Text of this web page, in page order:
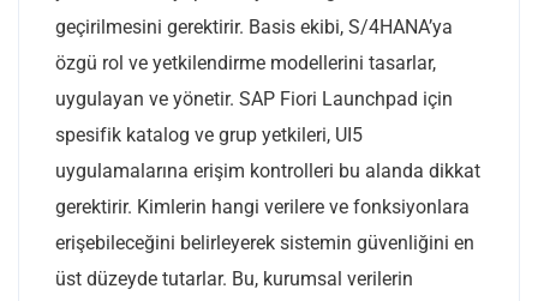
geçirilmesini gerektirir. Basis ekibi, S/4HANA’ya
özgü rol ve yetkilendirme modellerini tasarlar,
uygulayan ve yönetir. SAP Fiori Launchpad için
spesifik katalog ve grup yetkileri, UI5
uygulamalarına erişim kontrolleri bu alanda dikkat
gerektirir. Kimlerin hangi verilere ve fonksiyonlara
erişebileceğini belirleyerek sistemin güvenliğini en
üst düzeyde tutarlar. Bu, kurumsal verilerin